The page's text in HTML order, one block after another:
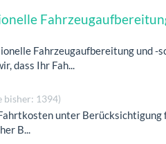
Fahrzeugaufbereitung und -
dass Ihr Fah...
bisher: 1394)
unter Berücksichtigung
B...